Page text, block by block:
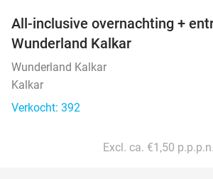
All-inclusive overnachting +
Wunderland Kalkar
Wunderland Kalkar
Kalkar
Verkocht: 392
Excl. ca. €1,50